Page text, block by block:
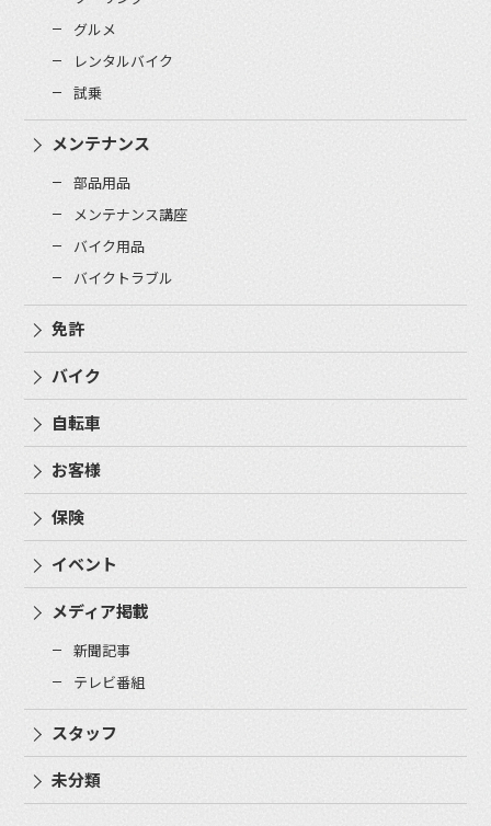
グルメ
レンタルバイク
試乗
メンテナンス
部品用品
メンテナンス講座
バイク用品
バイクトラブル
免許
バイク
自転車
お客様
保険
イベント
メディア掲載
新聞記事
テレビ番組
スタッフ
未分類